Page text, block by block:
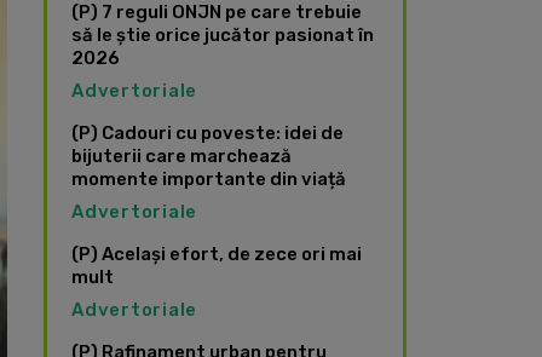
(P) 7 reguli ONJN pe care trebuie
să le știe orice jucător pasionat în
2026
Advertoriale
(P) Cadouri cu poveste: idei de
bijuterii care marchează
momente importante din viață
Advertoriale
(P) Același efort, de zece ori mai
mult
Advertoriale
(P) Rafinament urban pentru